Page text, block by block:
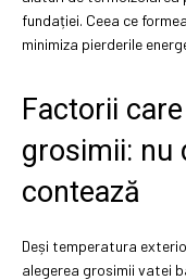
fundației. Ceea ce
minimiza pierderile
Factorii
grosimii: nu
contează
Deși temperatura
alegerea grosimii vatei